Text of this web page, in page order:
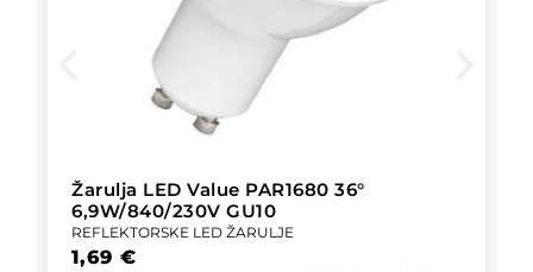
Žarulja LED Value PAR1680 36°
6,9W/840/230V GU10
REFLEKTORSKE LED ŽARULJE
1,69 €